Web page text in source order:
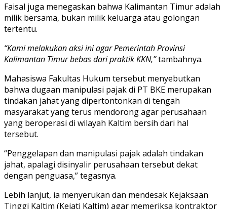
Faisal juga menegaskan bahwa Kalimantan Timur adalah
milik bersama, bukan milik keluarga atau golongan
tertentu.
“Kami melakukan aksi ini agar Pemerintah Provinsi
Kalimantan Timur bebas dari praktik KKN,”tambahnya.
Mahasiswa Fakultas Hukum tersebut menyebutkan
bahwa dugaan manipulasi pajak di PT BKE merupakan
tindakan jahat yang dipertontonkan di tengah
masyarakat yang terus mendorong agar perusahaan
yang beroperasi di wilayah Kaltim bersih dari hal
tersebut.
“Penggelapan dan manipulasi pajak adalah tindakan
jahat, apalagi disinyalir perusahaan tersebut dekat
dengan penguasa,” tegasnya.
Lebih lanjut, ia menyerukan dan mendesak Kejaksaan
Tinggi Kaltim (Kejati Kaltim) agar memeriksa kontraktor